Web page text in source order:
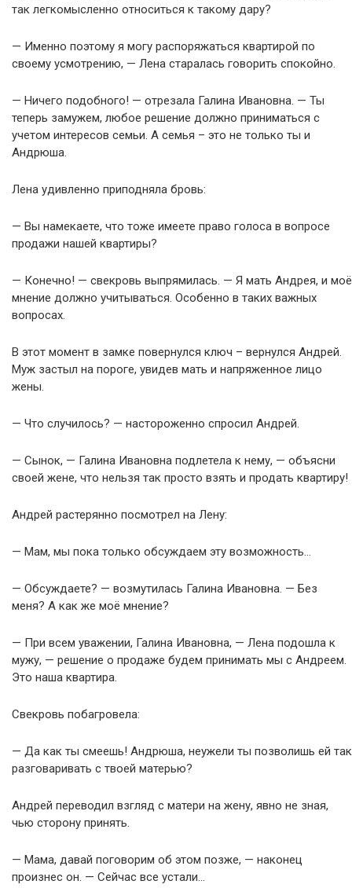
так легкомысленно относиться к такому дару?
— Именно поэтому я могу распоряжаться квартирой по
своему усмотрению, — Лена старалась говорить спокойно.
— Ничего подобного! — отрезала Галина Ивановна. — Ты
теперь замужем, любое решение должно приниматься с
учетом интересов семьи. А семья – это не только ты и
Андрюша.
Лена удивленно приподняла бровь:
— Вы намекаете, что тоже имеете право голоса в вопросе
продажи нашей квартиры?
— Конечно! — свекровь выпрямилась. — Я мать Андрея, и моё
мнение должно учитываться. Особенно в таких важных
вопросах.
В этот момент в замке повернулся ключ – вернулся Андрей.
Муж застыл на пороге, увидев мать и напряженное лицо
жены.
— Что случилось? — настороженно спросил Андрей.
— Сынок, — Галина Ивановна подлетела к нему, — объясни
своей жене, что нельзя так просто взять и продать квартиру!
Андрей растерянно посмотрел на Лену:
— Мам, мы пока только обсуждаем эту возможность…
— Обсуждаете? — возмутилась Галина Ивановна. — Без
меня? А как же моё мнение?
— При всем уважении, Галина Ивановна, — Лена подошла к
мужу, — решение о продаже будем принимать мы с Андреем.
Это наша квартира.
Свекровь побагровела:
— Да как ты смеешь! Андрюша, неужели ты позволишь ей так
разговаривать с твоей матерью?
Андрей переводил взгляд с матери на жену, явно не зная,
чью сторону принять.
— Мама, давай поговорим об этом позже, — наконец
произнес он. — Сейчас все устали…